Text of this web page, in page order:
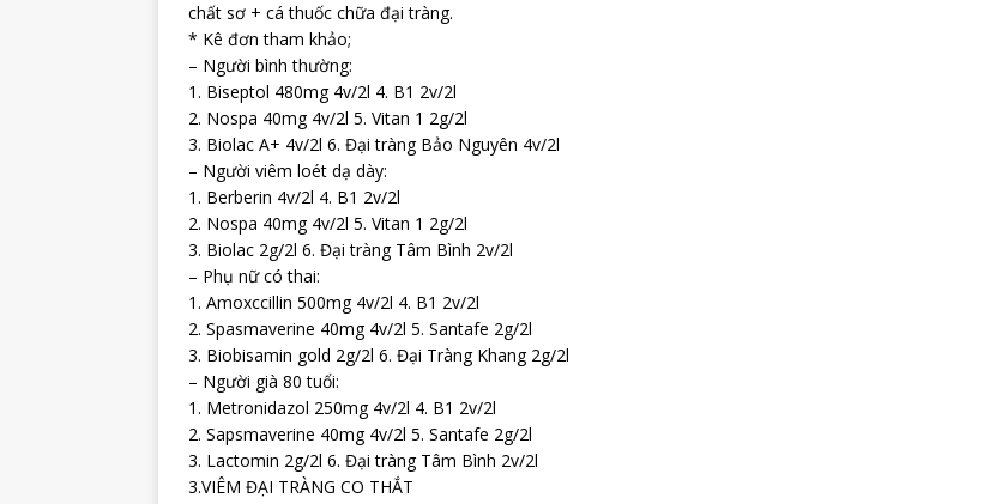
chất sơ + cá thuốc chữa đại tràng.
* Kê đơn tham khảo;
– Người bình thường:
1. Biseptol 480mg 4v/2l 4. B1 2v/2l
2. Nospa 40mg 4v/2l 5. Vitan 1 2g/2l
3. Biolac A+ 4v/2l 6. Đại tràng Bảo Nguyên 4v/2l
– Người viêm loét dạ dày:
1. Berberin 4v/2l 4. B1 2v/2l
2. Nospa 40mg 4v/2l 5. Vitan 1 2g/2l
3. Biolac 2g/2l 6. Đại tràng Tâm Bình 2v/2l
– Phụ nữ có thai:
1. Amoxccillin 500mg 4v/2l 4. B1 2v/2l
2. Spasmaverine 40mg 4v/2l 5. Santafe 2g/2l
3. Biobisamin gold 2g/2l 6. Đại Tràng Khang 2g/2l
– Người già 80 tuổi:
1. Metronidazol 250mg 4v/2l 4. B1 2v/2l
2. Sapsmaverine 40mg 4v/2l 5. Santafe 2g/2l
3. Lactomin 2g/2l 6. Đại tràng Tâm Bình 2v/2l
3.VIÊM ĐẠI TRÀNG CO THẮT